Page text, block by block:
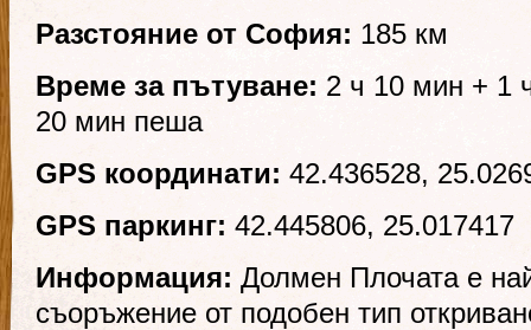
Разстояние от София: 185 км
Време за пътуване: 2 ч 10 мин + 1
20 мин пеша
GPS координати: 42.436528,
GPS паркинг: 42.445806, 25.017417
Информация: Долмен Плочата е
съоръжение от подобен тип